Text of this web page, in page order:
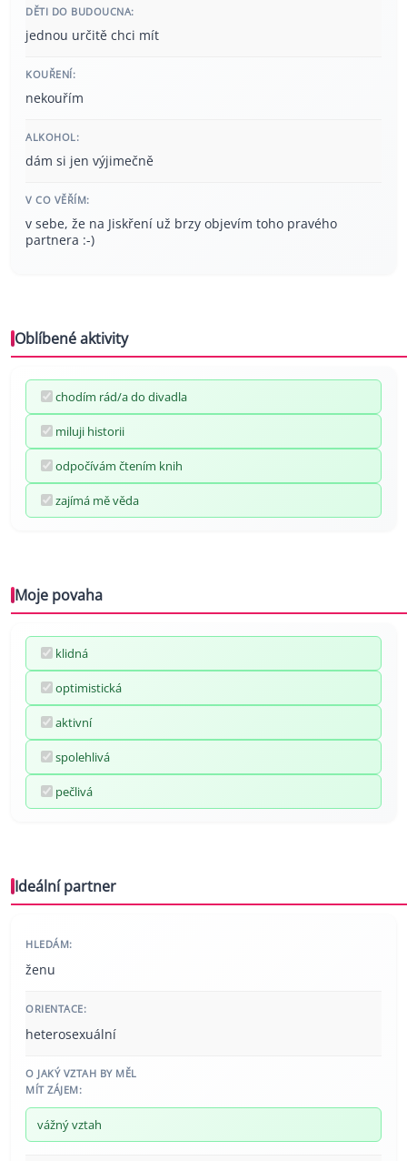
DĚTI DO BUDOUCNA:
jednou určitě chci mít
KOUŘENÍ:
nekouřím
ALKOHOL:
dám si jen výjimečně
V CO VĚŘÍM:
v sebe, že na Jiskření už brzy objevím toho pravého
partnera :-)
Oblíbené aktivity
chodím rád/a do divadla
miluji historii
odpočívám čtením knih
zajímá mě věda
Moje povaha
klidná
optimistická
aktivní
spolehlivá
pečlivá
Ideální partner
HLEDÁM:
ženu
ORIENTACE:
heterosexuální
O JAKÝ VZTAH BY MĚL
MÍT ZÁJEM:
vážný vztah